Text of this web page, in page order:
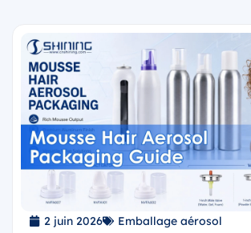
2 juin 2026 Emballage aérosol